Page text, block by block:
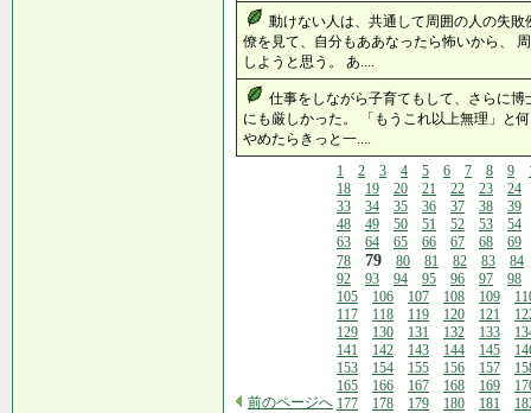
動けない人は、共通して周囲の人の失
僚を見て、自分もああなったら怖いから、
しようと思う。 あ....
仕事をしながら子育てもして、さらに
にも厳しかった。 「もうこれ以上無理」と
やめたらきっと一....
前のページへ
1 2 3 4 5 6 7 8 9
18
19 20 21 22 23
24
33
34 35 36 37 38
39
48
49 50 51 52 53
54
63
64 65 66 67 68
69
78
79 80 81 82 83
84
92
93 94 95 96 97
98
105
106 107 108 109
117
118 119 120 121
129
130 131 132 133
141
142 143 144 145
153
154 155 156 157
165
166 167 168 169
177
178 179 180 181